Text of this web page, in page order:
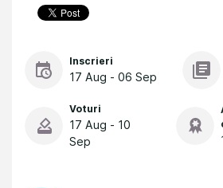
Inscrieri
17 Aug - 06 Sep
Voturi
17 Aug - 10
Sep